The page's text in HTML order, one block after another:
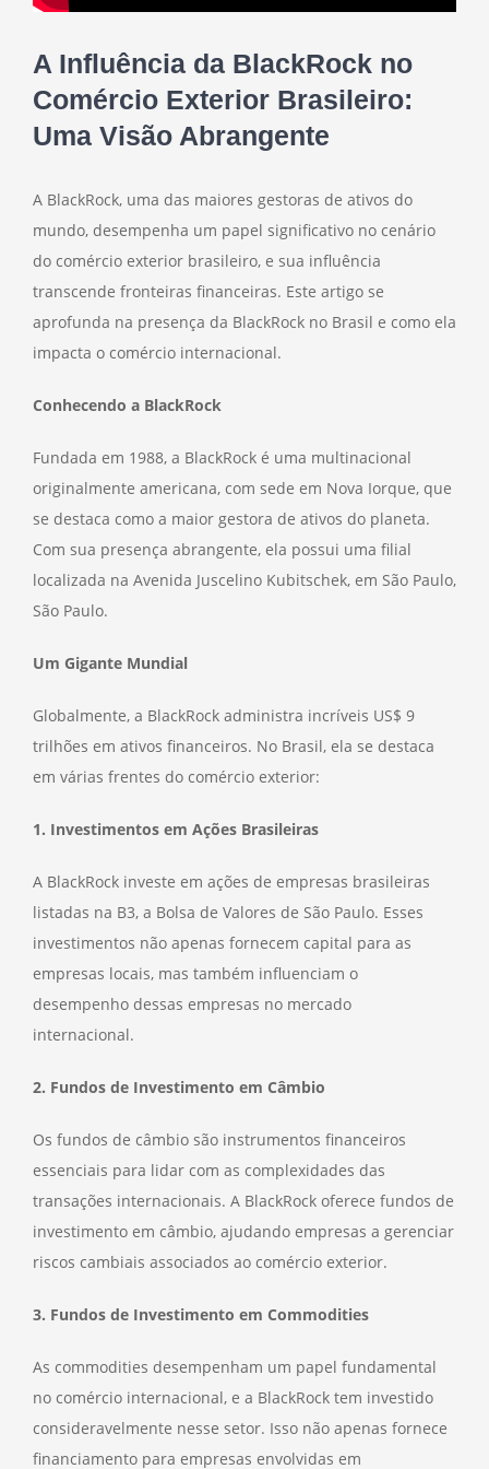
A Influência da BlackRock no
Comércio Exterior Brasileiro:
Uma Visão Abrangente
A BlackRock, uma das maiores gestoras de ativos do
mundo, desempenha um papel significativo no cenário
do comércio exterior brasileiro, e sua influência
transcende fronteiras financeiras. Este artigo se
aprofunda na presença da BlackRock no Brasil e como ela
impacta o comércio internacional.
Conhecendo a BlackRock
Fundada em 1988, a BlackRock é uma multinacional
originalmente americana, com sede em Nova Iorque, que
se destaca como a maior gestora de ativos do planeta.
Com sua presença abrangente, ela possui uma filial
localizada na Avenida Juscelino Kubitschek, em São Paulo,
São Paulo.
Um Gigante Mundial
Globalmente, a BlackRock administra incríveis US$ 9
trilhões em ativos financeiros. No Brasil, ela se destaca
em várias frentes do comércio exterior:
1. Investimentos em Ações Brasileiras
A BlackRock investe em ações de empresas brasileiras
listadas na B3, a Bolsa de Valores de São Paulo. Esses
investimentos não apenas fornecem capital para as
empresas locais, mas também influenciam o
desempenho dessas empresas no mercado
internacional.
2. Fundos de Investimento em Câmbio
Os fundos de câmbio são instrumentos financeiros
essenciais para lidar com as complexidades das
transações internacionais. A BlackRock oferece fundos de
investimento em câmbio, ajudando empresas a gerenciar
riscos cambiais associados ao comércio exterior.
3. Fundos de Investimento em Commodities
As commodities desempenham um papel fundamental
no comércio internacional, e a BlackRock tem investido
consideravelmente nesse setor. Isso não apenas fornece
financiamento para empresas envolvidas em